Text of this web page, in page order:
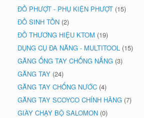
ĐỒ PHƯỢT - PHỤ KIỆN PHƯỢT (15)
ĐỒ SINH TỒN (2)
ĐỒ THƯƠNG HIỆU KTOM (19)
DỤNG CỤ ĐA NĂNG - MULTITOOL (15)
GĂNG ỐNG TAY CHỐNG NẮNG (3)
GĂNG TAY (24)
GĂNG TAY CHỐNG NƯỚC (4)
GĂNG TAY SCOYCO CHÍNH HÃNG (7)
GIÀY CHẠY BỘ SALOMON (0)